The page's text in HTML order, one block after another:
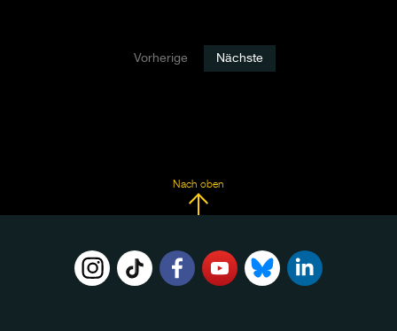
Vorherige Nächste
Nach oben